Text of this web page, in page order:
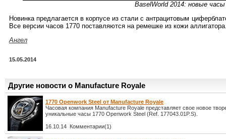
BaselWorld 2014: новые
Новинка предлагается в корпусе из стали с антрацитовым
Все версии часов 1770 поставляются на ремешке из кожи
Ангел
15.05.2014
Другие новости о Manufacture Royale
1770 Openwork Steel от Manufacture Royale
Часовая компания Manufacture Royale представляет свое новое
уникальные часы 1770 Openwork Steel (Ref. 177043.01P.S).
16.10.14 Комментарии(1)